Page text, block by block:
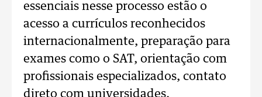
essenciais nesse processo estão o
acesso a currículos reconhecidos
internacionalmente, preparação para
exames como o SAT, orientação com
profissionais especializados, contato
direto com universidades,